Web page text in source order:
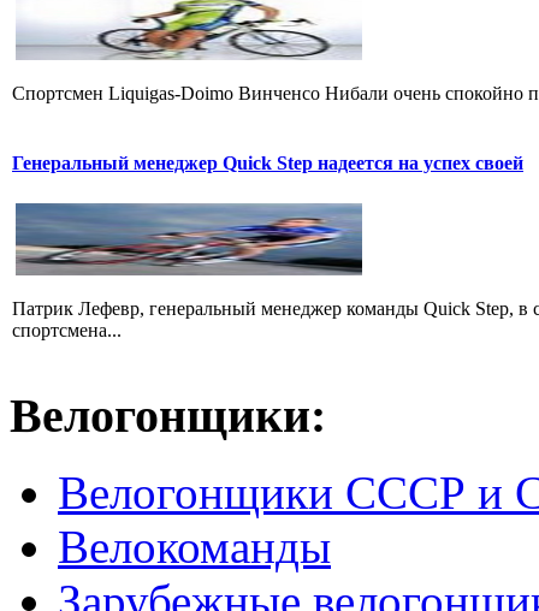
Cпортсмен Liquigas-Doimo Винченсо Нибали очень спокойно
Генеральный менеджер Quick Step надеется на успех своей
Патрик Лефевр, генеральный менеджер команды Quick Step, в
спортсмена...
Велогонщики:
Велогонщики СССР и
Велокоманды